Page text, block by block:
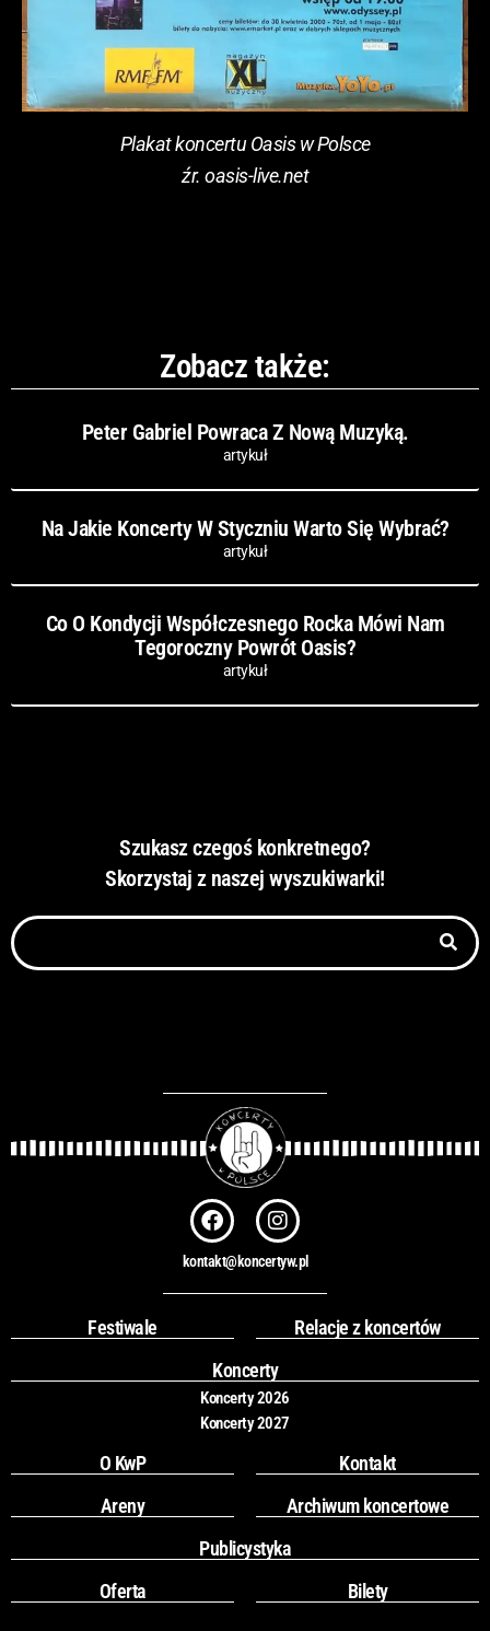
Plakat koncertu Oasis w Polsce
źr. oasis-live.net
Zobacz także:
Peter Gabriel Powraca Z Nową Muzyką.
artykuł
Na Jakie Koncerty W Styczniu Warto Się Wybrać?
artykuł
Co O Kondycji Współczesnego Rocka Mówi Nam
Tegoroczny Powrót Oasis?
artykuł
Szukasz czegoś konkretnego?
Skorzystaj z naszej wyszukiwarki!
Szukaj
F
a
c
e
b
o
k
I
n
s
t
a
r
a
m
kontakt@koncertyw.pl
Festiwale
Relacje z koncertów
Koncerty
Koncerty 2026
Koncerty 2027
O KwP
Kontakt
Areny
Archiwum koncertowe
Publicystyka
Oferta
Bilety